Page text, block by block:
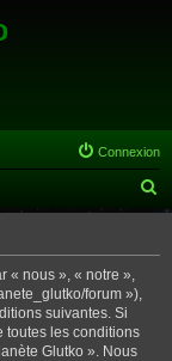
Connexion
e
« nous », « notre »,
forum »),
suivantes. Si
toutes les conditions
Glutko ». Nous